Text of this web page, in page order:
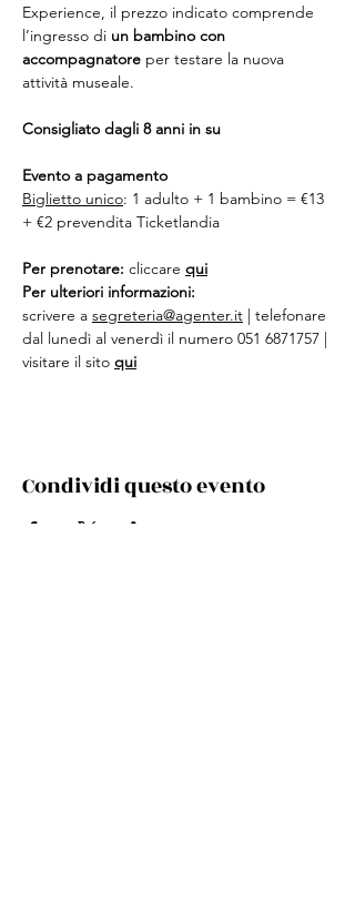
Experience, il prezzo indicato comprende
l’ingresso di un bambino con
accompagnatore per testare la nuova
attività museale.
Consigliato dagli 8 anni in su
Evento a pagamento
Biglietto unico: 1 adulto + 1 bambino = €13
+ €2 prevendita Ticketlandia
Per prenotare: cliccare qui
Per ulteriori informazioni:
scrivere a segreteria@agenter.it | telefonare
dal lunedì al venerdì il numero 051 6871757 |
visitare il sito qui
Condividi questo evento